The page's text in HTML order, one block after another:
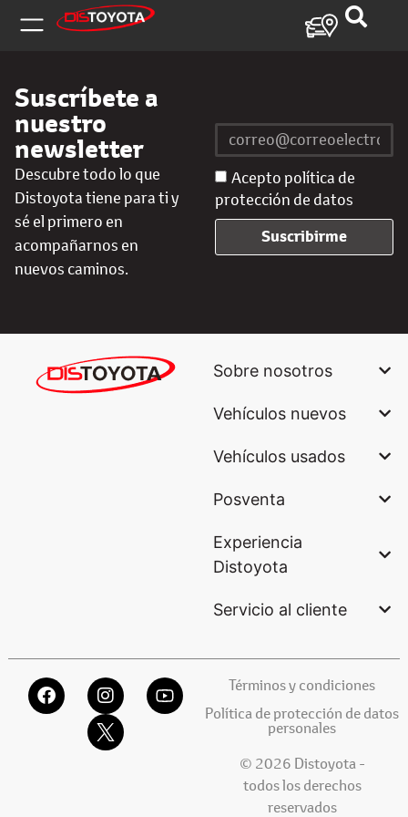
Suscríbete a
nuestro
newsletter
Descubre todo lo que
Distoyota tiene para ti y
sé el primero en
acompañarnos en
nuevos caminos.
Acepto política de
protección de datos
Suscribirme
Sobre nosotros
Vehículos nuevos
Vehículos usados
Posventa
Experiencia
Distoyota
Servicio al cliente
Términos y condiciones
Política de protección de datos
personales
© 2026 Distoyota -
todos los derechos
reservados